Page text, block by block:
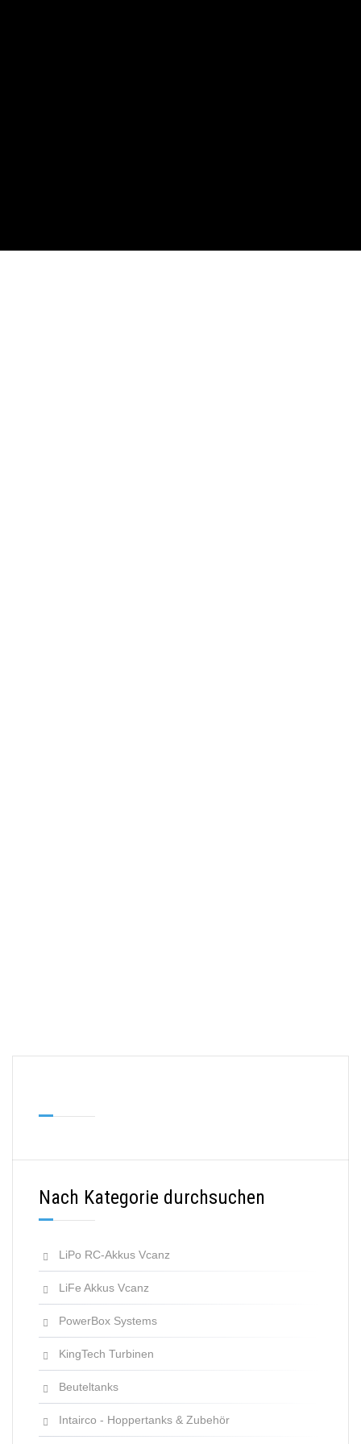
Nach Kategorie durchsuchen
LiPo RC-Akkus Vcanz
LiFe Akkus Vcanz
PowerBox Systems
KingTech Turbinen
Beuteltanks
Intairco - Hoppertanks & Zubehör